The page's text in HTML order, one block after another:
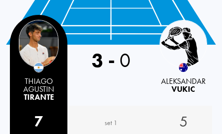
Argentina
THIAGO
AGUSTIN
TIRANTE
3 - 0
ALEKSANDAR
VUKIC
7 set 1
5